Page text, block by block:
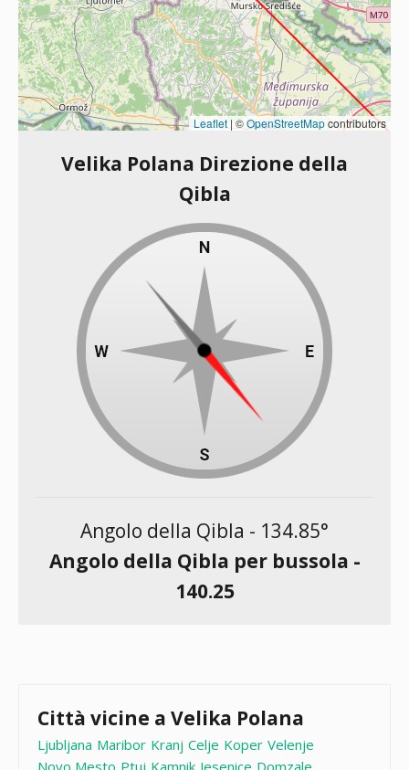
Leaflet | ©OpenStreetMapcontributors
Velika Polana Direzione della
Qibla
Angolo della Qibla - 134.85°
Angolo della Qibla per bussola -
140.25
Città vicine a Velika Polana
Ljubljana Maribor Kranj Celje Koper Velenje
Novo Mesto Ptuj Kamnik Jesenice Domzale